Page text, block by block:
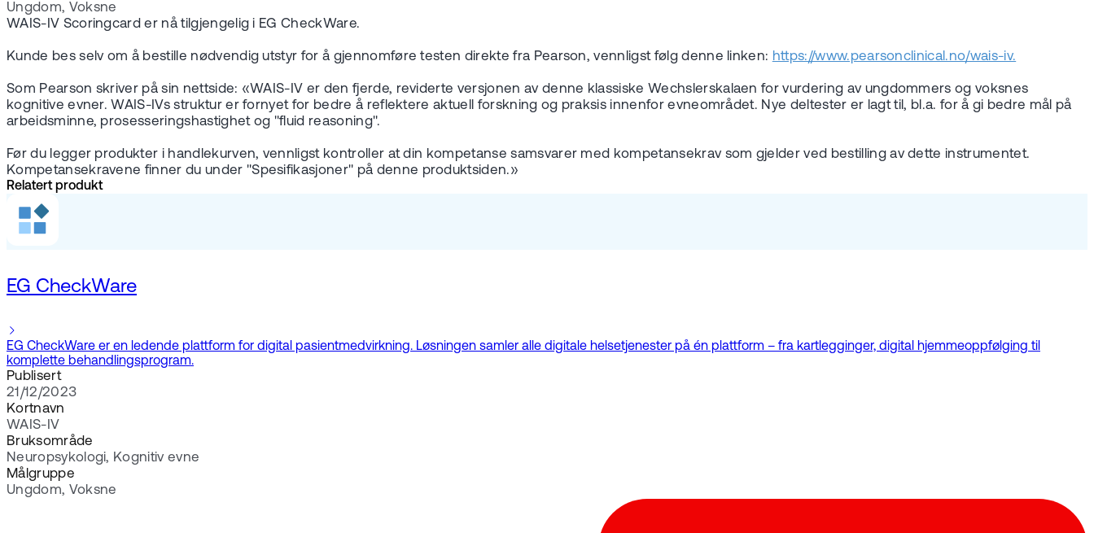
Ungdom, Voksne
WAIS-IV Scoringcard er nå tilgjengelig i EG CheckWare.
Kunde bes selv om å bestille nødvendig utstyr for å gjennomføre testen direkte fra Pearson, vennligst følg denne linken: https://www.pearsonclinical.no/wais-iv.
Som Pearson skriver på sin nettside: «WAIS-IV er den fjerde, reviderte versjonen av denne klassiske Wechslerskalaen for vurdering av ungdommers og voksnes
kognitive evner. WAIS-IVs struktur er fornyet for bedre å reflektere aktuell forskning og praksis innenfor evneområdet. Nye deltester er lagt til, bl.a. for å gi bedre mål på
arbeidsminne, prosesseringshastighet og "fluid reasoning".
Før du legger produkter i handlekurven, vennligst kontroller at din kompetanse samsvarer med kompetansekrav som gjelder ved bestilling av dette instrumentet.
Kompetansekravene finner du under "Spesifikasjoner" på denne produktsiden.»
Relatert produkt
EG CheckWare
EG CheckWare er en ledende plattform for digital pasientmedvirkning. Løsningen samler alle digitale helsetjenester på én plattform – fra kartlegginger, digital hjemmeoppfølging til
komplette behandlingsprogram.
Publisert
21/12/2023
Kortnavn
WAIS-IV
Bruksområde
Neuropsykologi, Kognitiv evne
Målgruppe
Ungdom, Voksne